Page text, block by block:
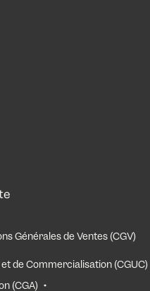
Générales de Ventes (CGV)
de Commercialisation (CGUC)
(CGA)